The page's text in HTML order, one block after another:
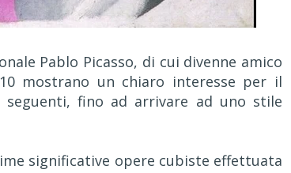
Pablo Picasso, di cui divenne amico
mostrano un chiaro interesse per il
fino ad arrivare ad uno stile
significative opere cubiste effettuata